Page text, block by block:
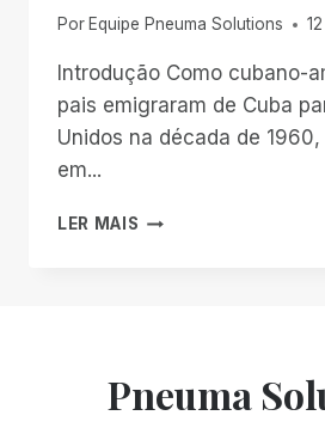
Por Equipe Pneuma Solutions
Introdução Como cubano-
pais emigraram de Cuba
Unidos na década de
em...
LER MAIS INCLUSÃO
PARA
Pneuma